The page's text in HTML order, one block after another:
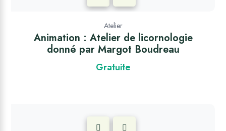
Atelier
Animation : Atelier de licornologie
donné par Margot Boudreau
Gratuite